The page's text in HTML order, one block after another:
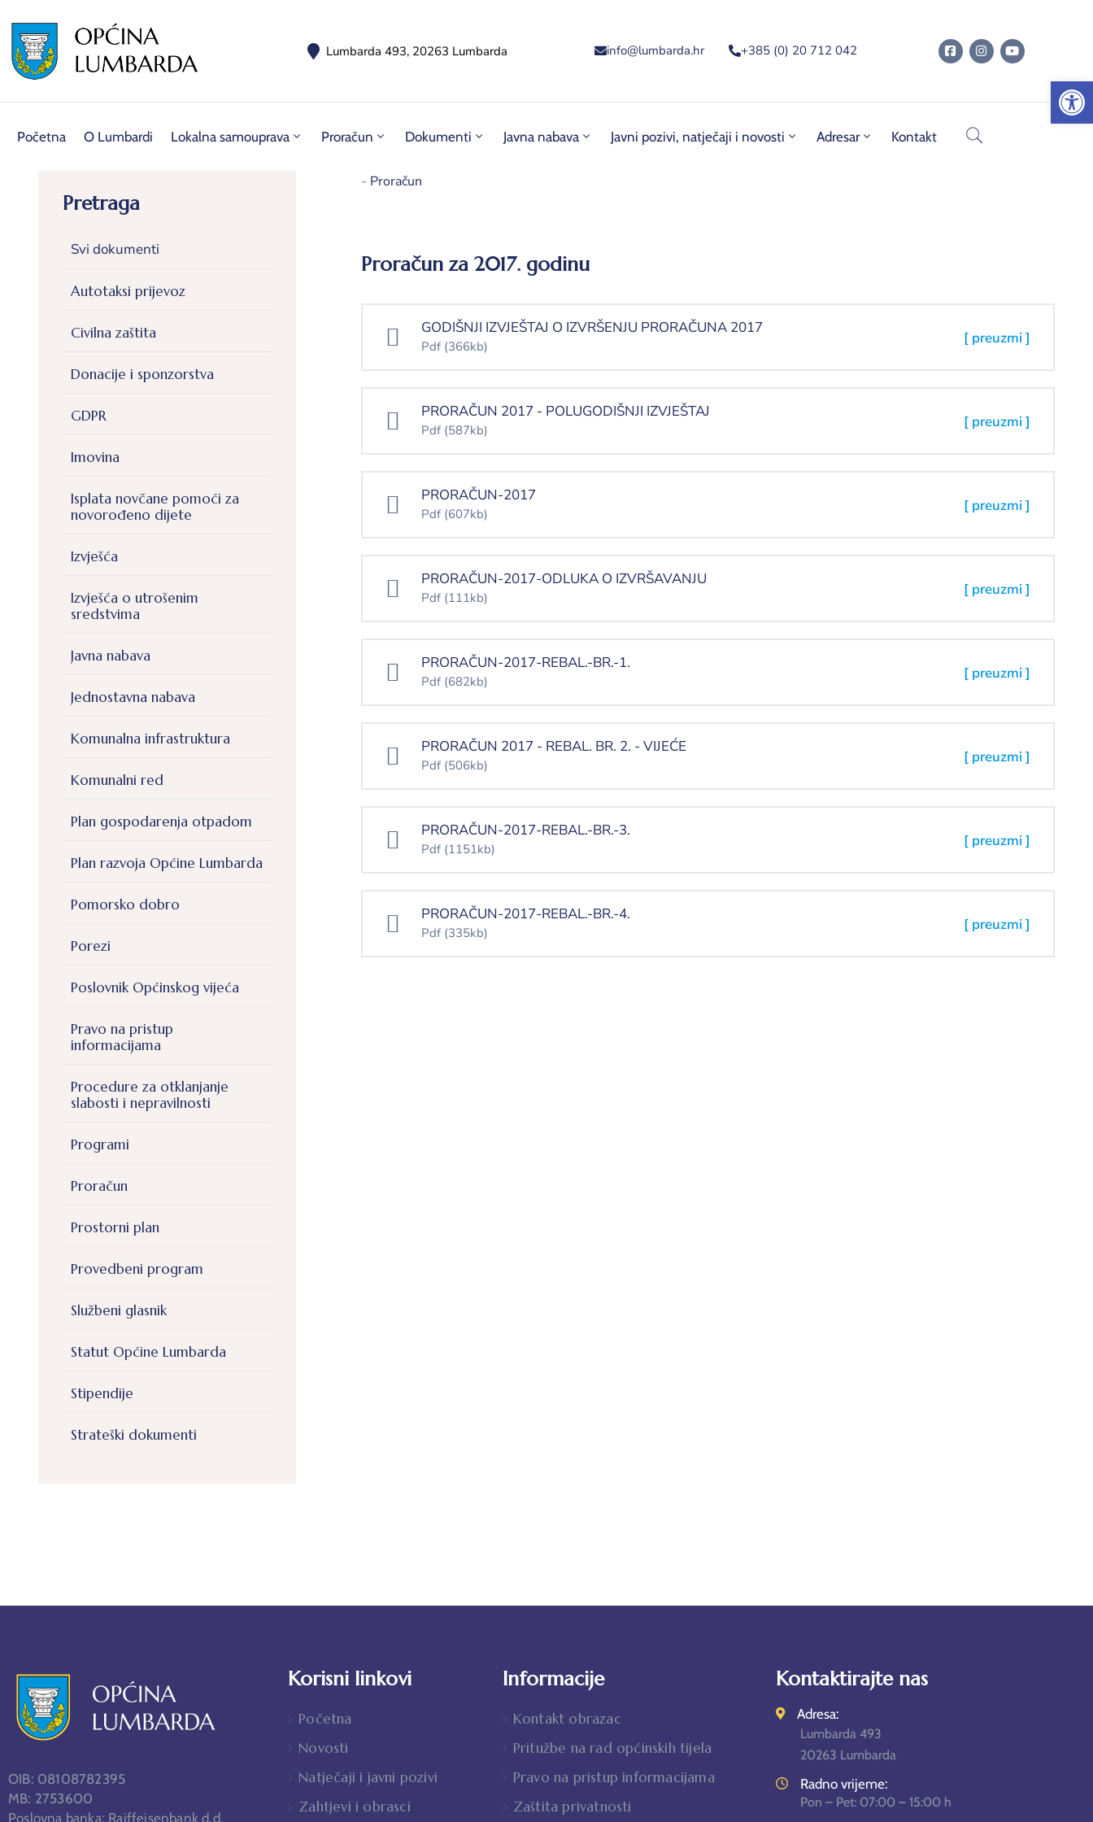
Lumbarda 493, 20263 Lumbarda info@lumbarda.hr +385 (0) 20 712 042
Početna O Lumbardi Lokalna samouprava Proračun Dokumenti Javna nabava Javni pozivi, natječaji i novosti Adresar Kontakt
Pretraga
Svi dokumenti
Autotaksi prijevoz
Civilna zaštita
Donacije i sponzorstva
GDPR
Imovina
Isplata novčane pomoći za
novorođeno dijete
Izvješća
Izvješća o utrošenim
sredstvima
Javna nabava
Jednostavna nabava
Komunalna infrastruktura
Komunalni red
Plan gospodarenja otpadom
Plan razvoja Općine Lumbarda
Pomorsko dobro
Porezi
Poslovnik Općinskog vijeća
Pravo na pristup
informacijama
Procedure za otklanjanje
slabosti i nepravilnosti
Programi
Proračun
Prostorni plan
Provedbeni program
Službeni glasnik
Statut Općine Lumbarda
Stipendije
Strateški dokumenti
- Proračun
Proračun za 2017. godinu
GODIŠNJI IZVJEŠTAJ O IZVRŠENJU PRORAČUNA 2017
Pdf (366kb) [ preuzmi ]
PRORAČUN 2017 - POLUGODIŠNJI IZVJEŠTAJ
Pdf (587kb) [ preuzmi ]
PRORAČUN-2017
Pdf (607kb) [ preuzmi ]
PRORAČUN-2017-ODLUKA O IZVRŠAVANJU
Pdf (111kb) [ preuzmi ]
PRORAČUN-2017-REBAL.-BR.-1.
Pdf (682kb) [ preuzmi ]
PRORAČUN 2017 - REBAL. BR. 2. - VIJEĆE
Pdf (506kb) [ preuzmi ]
PRORAČUN-2017-REBAL.-BR.-3.
Pdf (1151kb) [ preuzmi ]
PRORAČUN-2017-REBAL.-BR.-4.
Pdf (335kb) [ preuzmi ]
OIB: 08108782395
MB: 2753600
Poslovna banka: Raiffeisenbank d.d.
Korisni linkovi
Početna
Novosti
Natječaji i javni pozivi
Zahtjevi i obrasci
Informacije
Kontakt obrazac
Pritužbe na rad općinskih tijela
Pravo na pristup informacijama
Zaštita privatnosti
Kontaktirajte nas
Adresa:
Lumbarda 493
20263 Lumbarda
Radno vrijeme:
Pon – Pet: 07:00 – 15:00 h